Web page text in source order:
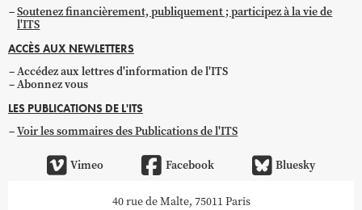
Soutenez financièrement, publiquement ; participez à la vie de
l'ITS
ACCÈS AUX NEWLETTERS
Accédez aux lettres d'information de l'ITS
Abonnez vous
LES PUBLICATIONS DE L'ITS
Voir les sommaires des Publications de l'ITS
Vimeo Facebook Bluesky
40 rue de Malte, 75011 Paris